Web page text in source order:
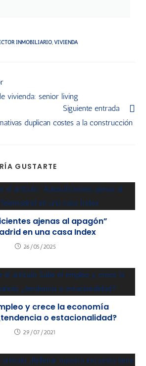
INMOBILIARIO, VIVIENDA
vivienda: senior living
Siguiente entrada
duplican costes a la construcción
GUSTARTE
ajenas al apagón”
en una casa Index
26/05/2025
y crece la economía
o estacionalidad?
29/07/2021